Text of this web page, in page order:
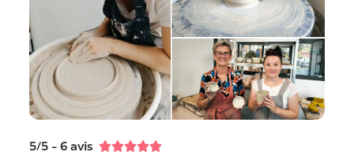
5/5 - 6 avis 